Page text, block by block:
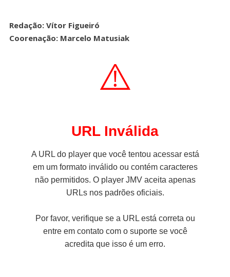
Redação: Vítor Figueiró
Coorenação: Marcelo Matusiak